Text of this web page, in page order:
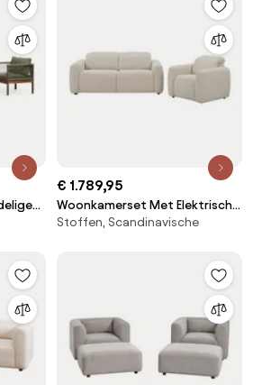
Gardenia - Bruin Acacia - Sklum
€ 1.789,95
Woonkamerset Met Elektrisch
Verstelbare 2-zitsbank En
Stoffen, Scandinavische